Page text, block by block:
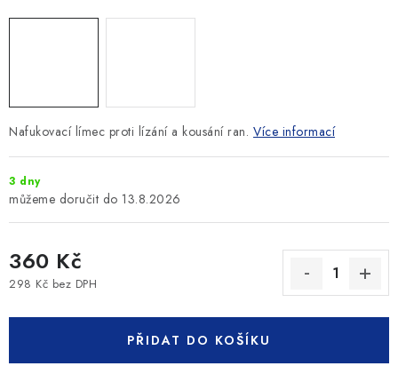
Podmínky ochrany osobních údajů
Nafukovací límec proti lízání a kousání ran. Více informací
3 dny
13.8.2026
360 Kč
298 Kč bez DPH
PŘIDAT DO KOŠÍKU